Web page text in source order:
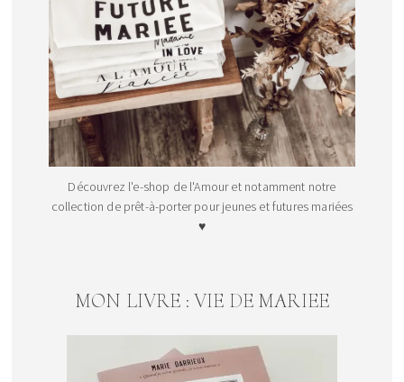
Découvrez l'e-shop de l'Amour et notamment notre
collection de prêt-à-porter pour jeunes et futures mariées
♥
MON LIVRE : VIE DE MARIEE